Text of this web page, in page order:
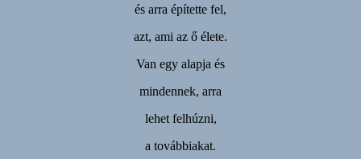
és arra építette fel,
azt, ami az ő élete.
Van egy alapja és
mindennek, arra
lehet felhúzni,
a továbbiakat.